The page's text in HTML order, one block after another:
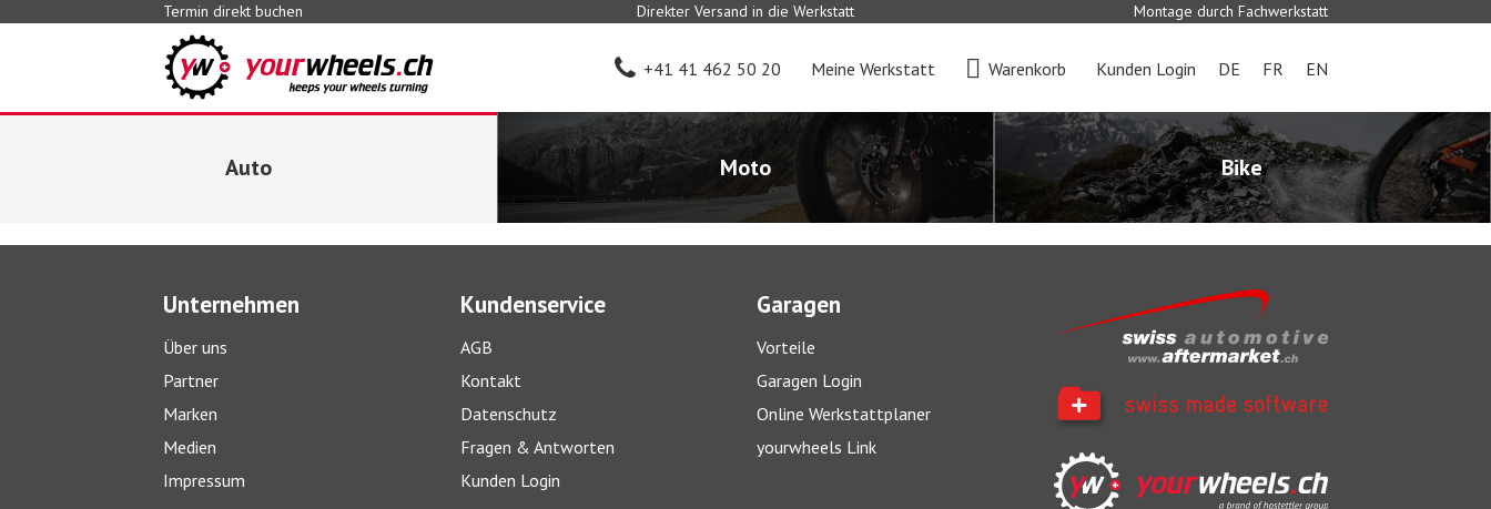
Termin direkt buchen Direkter Versand in die Werkstatt Montage durch Fachwerkstatt
+41 41 462 50 20 Meine Werkstatt Warenkorb Kunden Login DE FR EN
Auto Moto Bike
Unternehmen
Über uns
Partner
Marken
Medien
Impressum
Kundenservice
AGB
Kontakt
Datenschutz
Fragen & Antworten
Kunden Login
Garagen
Vorteile
Garagen Login
Online Werkstattplaner
yourwheels Link